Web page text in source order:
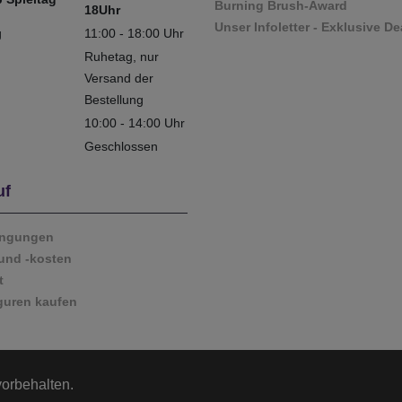
18Uhr
11:00 - 18:00 Uhr
Ruhetag, nur
Versand der
Bestellung
10:00 - 14:00 Uhr
Geschlossen
Burning Brush-Award
Unser Infoletter - Exklusive
-kosten
kaufen